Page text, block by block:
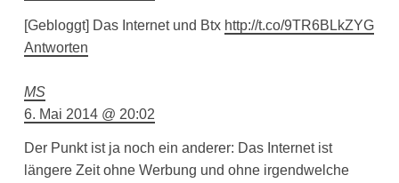
[Gebloggt] Das Internet und Btx http://t.co/9TR6BLkZYG
Antworten
MS
6. Mai 2014 @ 20:02
Der Punkt ist ja noch ein anderer: Das Internet ist
längere Zeit ohne Werbung und ohne irgendwelche